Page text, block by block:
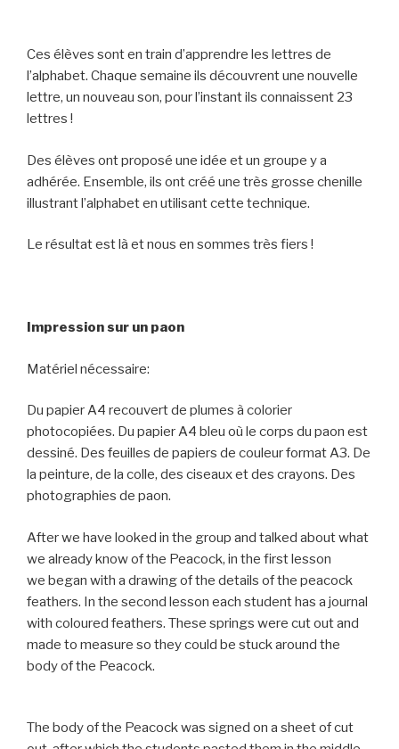
Ces élèves sont en train d’apprendre les lettres de
l’alphabet. Chaque semaine ils découvrent une nouvelle
lettre, un nouveau son, pour l’instant ils connaissent 23
lettres !
Des élèves ont proposé une idée et un groupe y a
adhérée. Ensemble, ils ont créé une très grosse chenille
illustrant l’alphabet en utilisant cette technique.
Le résultat est là et nous en sommes très fiers !
Impression sur un paon
Matériel nécessaire:
Du papier A4 recouvert de plumes à colorier
photocopiées. Du papier A4 bleu où le corps du paon est
dessiné. Des feuilles de papiers de couleur format A3. De
la peinture, de la colle, des ciseaux et des crayons. Des
photographies de paon.
After we have looked in the group and talked about what
we already know of the Peacock, in the first lesson
we began with a drawing of the details of the peacock
feathers. In the second lesson each student has a journal
with coloured feathers. These springs were cut out and
made to measure so they could be stuck around the
body of the Peacock.
The body of the Peacock was signed on a sheet of cut